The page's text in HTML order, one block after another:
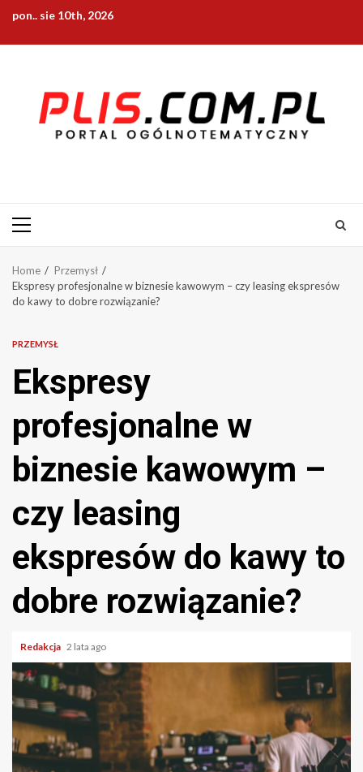
content
pon.. sie 10th, 2026
Primary
Home
Przemysł
Ekspresy profesjonalne w biznesie kawowym – czy leasing ekspresów
do kawy to dobre rozwiązanie?
PRZEMYSŁ
Ekspresy
profesjonalne w
biznesie kawowym –
czy leasing
ekspresów do kawy to
dobre rozwiązanie?
Redakcja 2 lata ago